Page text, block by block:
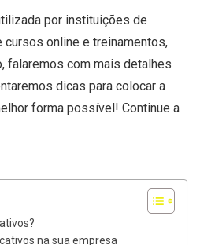
por instituições de
online e treinamentos,
falaremos com mais detalhes
dicas para colocar a
forma possível! Continue a
na sua empresa